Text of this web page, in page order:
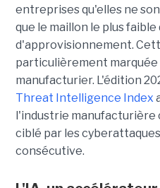
entreprises qu'elles ne
que le maillon le plus
d'approvisionnement.
particulièrement marquée
manufacturier. L'édition
Threat Intelligence Index
l'industrie manufacturière
ciblé par les
consécutive.